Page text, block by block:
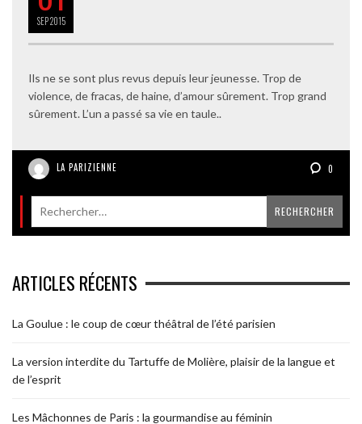
SEP2015
Ils ne se sont plus revus depuis leur jeunesse. Trop de
violence, de fracas, de haine, d’amour sûrement. Trop grand
sûrement. L’un a passé sa vie en taule..
LA PARIZIENNE 0
ARTICLES RÉCENTS
La Goulue : le coup de cœur théâtral de l’été parisien
La version interdite du Tartuffe de Molière, plaisir de la langue et
de l’esprit
Les Mâchonnes de Paris : la gourmandise au féminin